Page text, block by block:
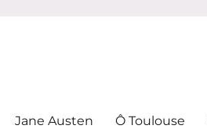
Jane Austen Ô Toulouse